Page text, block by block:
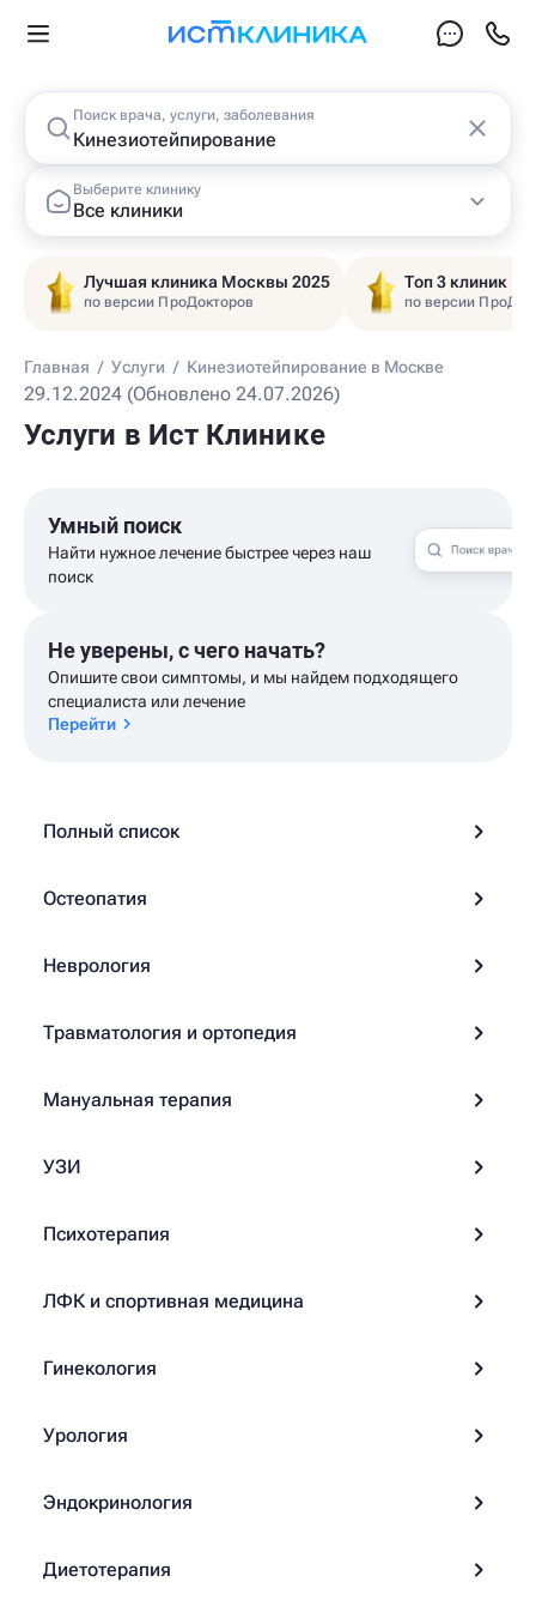
Поиск врача, услуги, заболевания
Выберите клинику
Все клиники
Лучшая клиника Москвы 2025
по версии ПроДокторов
Топ 3 клиник
по версии
Главная / Услуги / Кинезиотейпирование в Москве
29.12.2024 (Обновлено 24.07.2026)
Услуги в Ист Клинике
Умный поиск
Найти нужное лечение быстрее через наш
поиск
Не уверены, с чего начать?
Опишите свои симптомы, и мы найдем подходящего
специалиста или лечение
Перейти
Полный список
Остеопатия
Неврология
Травматология и ортопедия
Мануальная терапия
УЗИ
Психотерапия
ЛФК и спортивная медицина
Гинекология
Урология
Эндокринология
Диетотерапия